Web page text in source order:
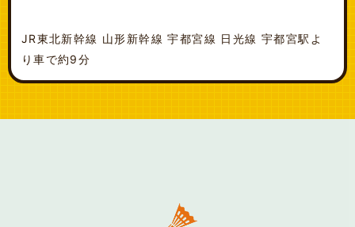
JR東北新幹線 山形新幹線 宇都宮線 日光線 宇都宮駅よ
り車で約9分